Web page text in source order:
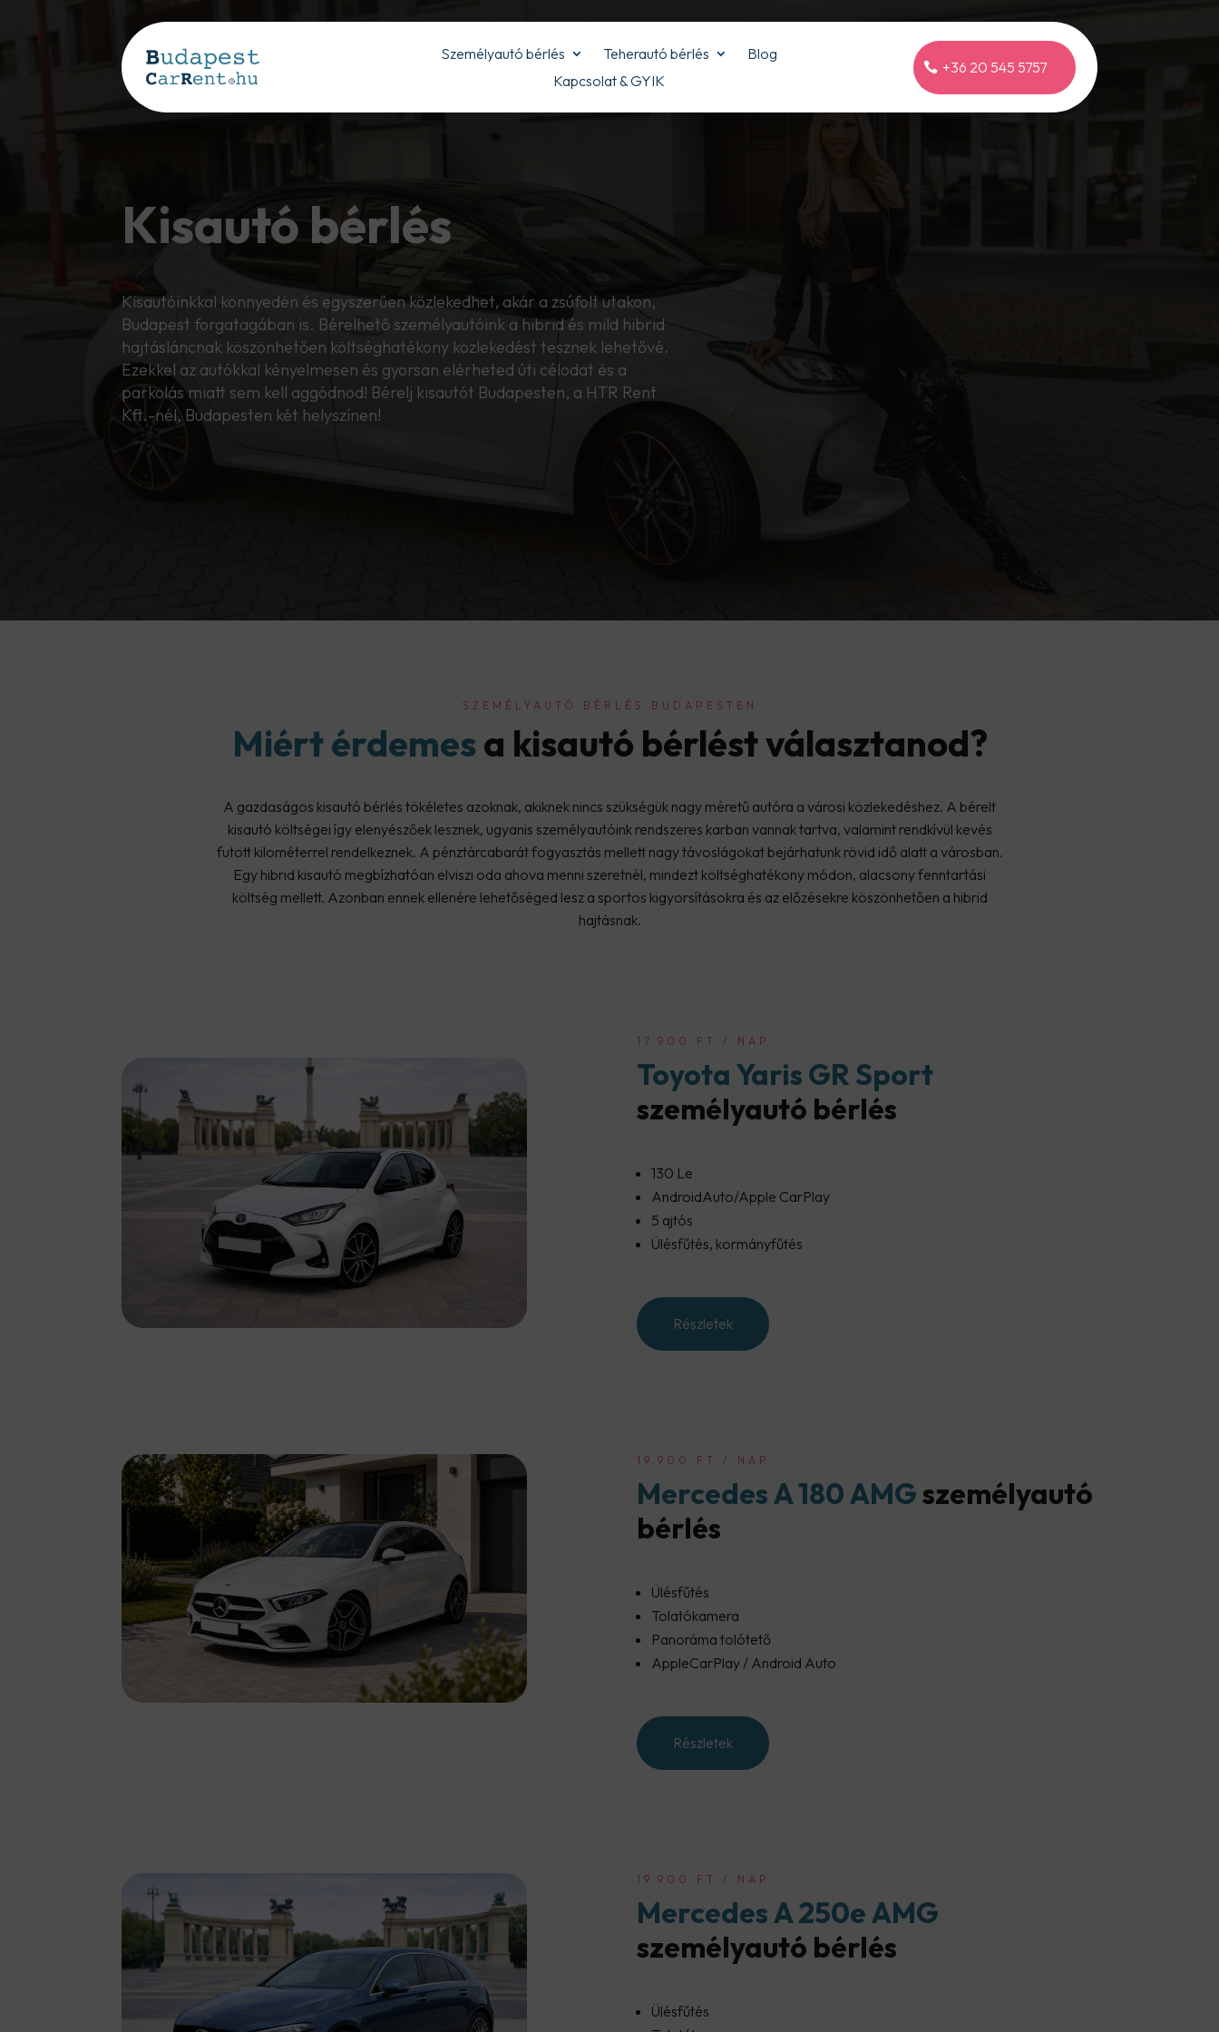
Személyautó bérlés Teherautó bérlés
Blog
Kapcsolat & GYIK
+36 20 545 5757
Kisautó bérlés
Kisautóinkkal könnyedén és egyszerűen közlekedhet, akár a zsúfolt utakon,
Budapest forgatagában is. Bérelhető személyautóink a hibrid és mild hibrid
hajtásláncnak köszönhetően költséghatékony közlekedést tesznek lehetővé.
Ezekkel az autókkal kényelmesen és gyorsan elérheted úti célodat és a
parkolás miatt sem kell aggódnod! Bérelj kisautót Budapesten, a HTR Rent
Kft.-nél, Budapesten két helyszínen!
SZEMÉLYAUTÓ BÉRLÉS BUDAPESTEN
Miért érdemes a kisautó bérlést választanod?
A gazdaságos kisautó bérlés tökéletes azoknak, akiknek nincs szükségük nagy méretű autóra a városi közlekedéshez. A bérelt
kisautó költségei így elenyészőek lesznek, ugyanis személyautóink rendszeres karban vannak tartva, valamint rendkívül kevés
futott kilométerrel rendelkeznek. A pénztárcabarát fogyasztás mellett nagy távoslágokat bejárhatunk rövid idő alatt a városban.
Egy hibrid kisautó megbízhatóan elviszi oda ahova menni szeretnél, mindezt költséghatékony módon, alacsony fenntartási
költség mellett. Azonban ennek ellenére lehetőséged lesz a sportos kigyorsításokra és az előzésekre köszönhetően a hibrid
hajtásnak.
17.900 FT / NAP
Toyota Yaris GR Sport
személyautó bérlés
130 Le
AndroidAuto/Apple CarPlay
5 ajtós
Ülésfűtés, kormányfűtés
Részletek
19.900 FT / NAP
Mercedes A 180 AMGszemélyautó
bérlés
Ülésfűtés
Tolatókamera
Panoráma tolótető
AppleCarPlay / Android Auto
Részletek
19.900 FT / NAP
Mercedes A 250e AMG
személyautó bérlés
Ülésfűtés